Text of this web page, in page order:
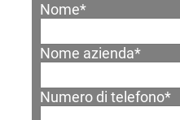
Nome*
Nome azienda*
Numero di telefono*